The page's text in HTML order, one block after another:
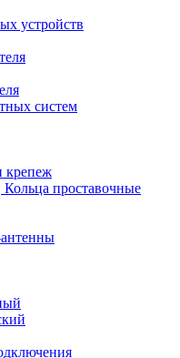
устройств
систем
крепеж
проставочные